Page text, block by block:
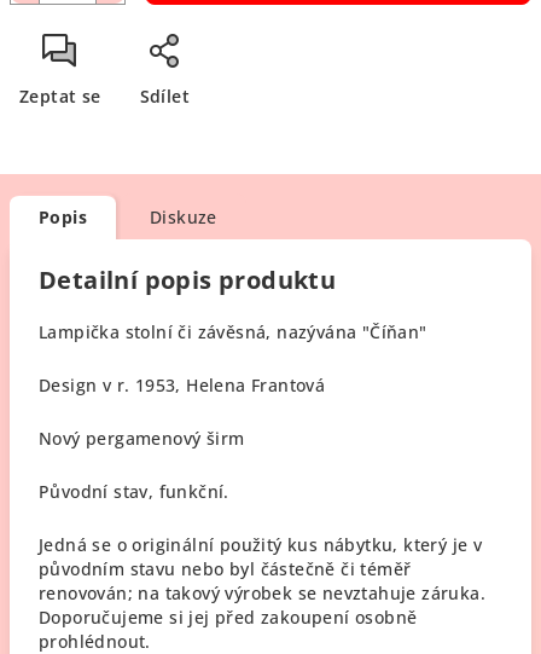
Zeptat se Sdílet
Popis Diskuze
Detailní popis produktu
Lampička stolní či závěsná, nazývána "Číňan"
Design v r. 1953, Helena Frantová
Nový pergamenový širm
Původní stav, funkční.
Jedná se o originální použitý kus nábytku, který je v
původním stavu nebo byl částečně či téměř
renovován; na takový výrobek se nevztahuje záruka.
Doporučujeme si jej před zakoupení osobně
prohlédnout.